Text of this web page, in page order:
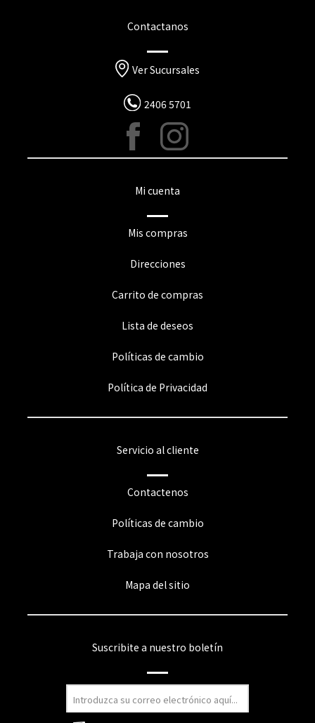
Contactanos
Ver Sucursales
2406 5701
Mi cuenta
Mis compras
Direcciones
Carrito de compras
Lista de deseos
Políticas de cambio
Política de Privacidad
Servicio al cliente
Contactenos
Políticas de cambio
Trabaja con nosotros
Mapa del sitio
Suscribite a nuestro boletín